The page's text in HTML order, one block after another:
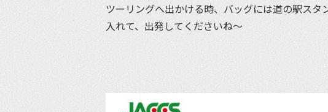
ツーリングへ出かける時、バッグには道の駅ス
入れて、出発してくださいね〜